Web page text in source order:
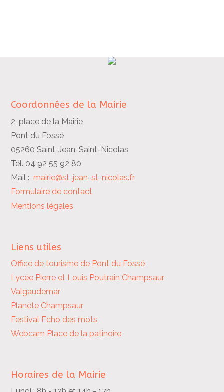
Coordonnées de la Mairie
2, place de la Mairie
Pont du Fossé
05260 Saint-Jean-Saint-Nicolas
Tél. 04 92 55 92 80
Mail :mairie@st-jean-st-nicolas.fr
Formulaire de contact
Mentions légales
Liens utiles
Office de tourisme de Pont du Fossé
Lycée Pierre et Louis Poutrain Champsaur
Valgaudemar
Planète Champsaur
Festival Echo des mots
Webcam Place de la patinoire
Horaires de la Mairie